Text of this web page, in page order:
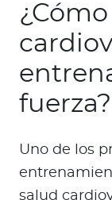
fuerza?
Uno de los
salud